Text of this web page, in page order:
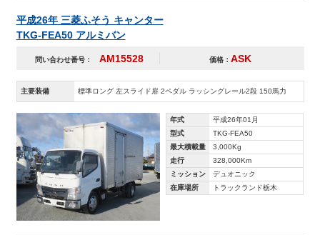
平成26年 三菱ふそう キャンター
TKG-FEA50 アルミバン
問い合わせ番号： AM15528 価格： ASK
主要装備 標準ロング 左スライド扉 2ペダル ラッシングレール2段 150馬力
年式
平成26年01月
型式
TKG-FEA50
最大積載量
3,000Kg
走行
328,000Km
ミッション
デュオニック
在庫場所
トラックランド栃木